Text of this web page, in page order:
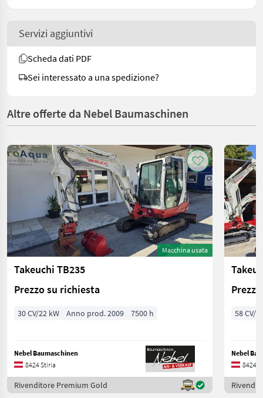
Servizi aggiuntivi
Scheda dati PDF
Sei interessato a una spedizione?
Altre offerte da Nebel Baumaschinen
Macchina usata
Takeuchi TB235
Prezzo su richiesta
30 CV/22 kW Anno prod. 2009 7500 h
Nebel Baumaschinen
8424 Stiria
Rivenditore Premium Gold
58 CV/
Nebel
8424